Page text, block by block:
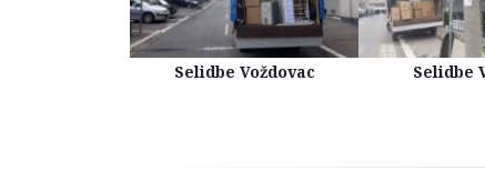
Selidbe Voždovac Selidbe